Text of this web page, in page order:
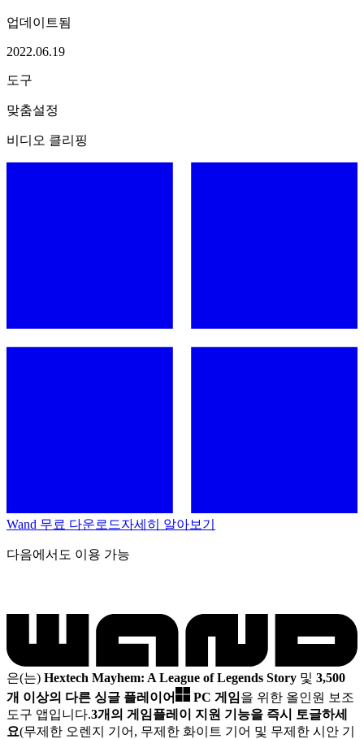
업데이트됨
2022.06.19
도구
맞춤설정
비디오 클리핑
Wand 무료 다운로드자세히 알아보기
다음에서도 이용 가능
은(는) Hextech Mayhem: A League of Legends Story 및 3,500
개 이상의 다른 싱글 플레이어
PC 게임을 위한 올인원 보조
도구 앱입니다.3개의 게임플레이 지원 기능을 즉시 토글하세
요(무제한 오렌지 기어, 무제한 화이트 기어 및 무제한 시안 기